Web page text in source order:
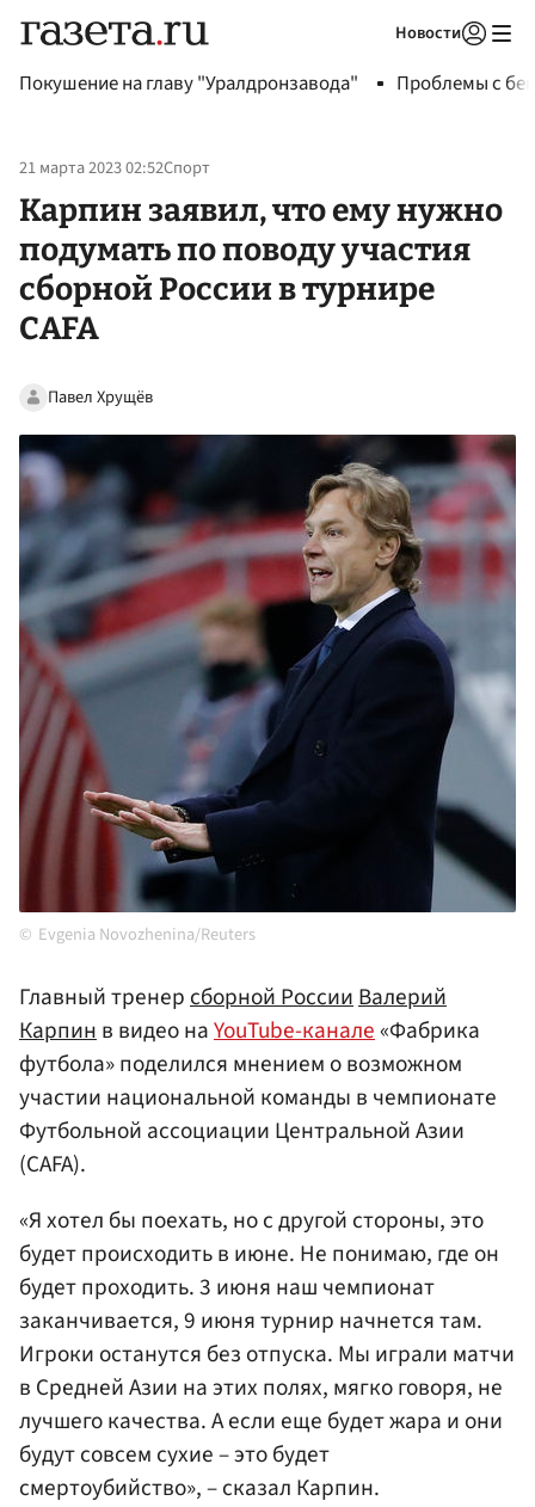
Новости
Покушение на главу "Уралдронзавода" Проблемы с
21 марта 2023 02:52Спорт
Карпин заявил, что ему нужно
подумать по поводу участия
сборной России в турнире
CAFA
Павел Хрущёв
Evgenia Novozhenina/Reuters
Главный тренерсборнойРоссииВалерий
Карпинв видео наYouTube-канале«Фабрика
футбола» поделился мнением о возможном
участии национальной команды в чемпионате
Футбольной ассоциации Центральной Азии
(CAFA).
«Я хотел бы поехать, но с другой стороны, это
будет происходить в июне. Не понимаю, где он
будет проходить. 3 июня наш чемпионат
заканчивается, 9 июня турнир начнется там.
Игроки останутся без отпуска. Мы играли матчи
в Средней Азии на этих полях, мягко говоря, не
лучшего качества. А если еще будет жара и они
будут совсем сухие – это будет
смертоубийство», – сказал Карпин.